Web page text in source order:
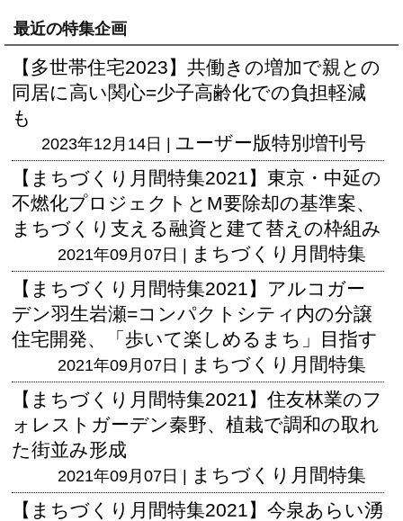
最近の特集企画
【多世帯住宅2023】共働きの増加で親との
同居に高い関心=少子高齢化での負担軽減
も
2023年12月14日 | ユーザー版特別増刊号
【まちづくり月間特集2021】東京・中延の
不燃化プロジェクトとM要除却の基準案、
まちづくり支える融資と建て替えの枠組み
2021年09月07日 | まちづくり月間特集
【まちづくり月間特集2021】アルコガー
デン羽生岩瀬=コンパクトシティ内の分譲
住宅開発、「歩いて楽しめるまち」目指す
2021年09月07日 | まちづくり月間特集
【まちづくり月間特集2021】住友林業のフ
ォレストガーデン秦野、植栽で調和の取れ
た街並み形成
2021年09月07日 | まちづくり月間特集
【まちづくり月間特集2021】今泉あらい湧